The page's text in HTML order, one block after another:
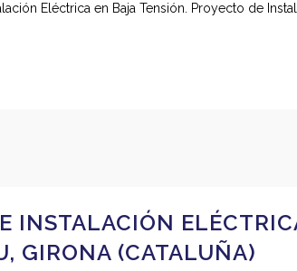
Eléctrica en Baja Tensión. Proyecto de
INSTALACIÓN
GIRONA (CATALUÑA)